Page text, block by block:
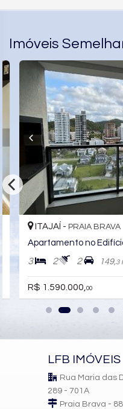
Imóveis
ITAJAÍ - PRAIA BRAVA
Apartamento no
3 2 2 149,3
R$ 1.590.000,00
LFB IMÓVEIS
Rua Maria das
289 - 701A
Praia Brava -